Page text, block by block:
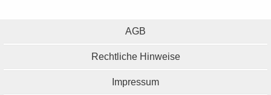
AGB
Rechtliche Hinweise
Impressum